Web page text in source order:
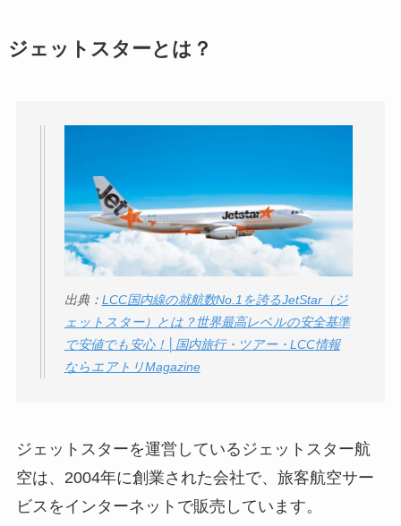
ジェットスターとは？
出典： LCC国内線の就航数No.1を誇るJetStar（ジ
ェットスター）とは？世界最高レベルの安全基準
で安値でも安心！│国内旅行・ツアー・LCC情報
ならエアトリMagazine
ジェットスターを運営しているジェットスター航
空は、2004年に創業された会社で、旅客航空サー
ビスをインターネットで販売しています。